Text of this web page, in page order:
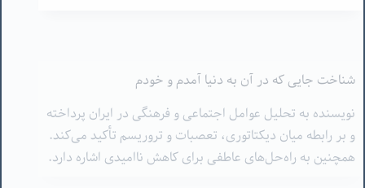
و بر رابطه میان دیکتاتوری، تعصبات و تروریسم تأکید می‌کند.
همچنین به راه‌حل‌های عاطفی برای کاهش ناامیدی اشاره دارد.
اشتراک گذاری اطلاعات اقتصادی